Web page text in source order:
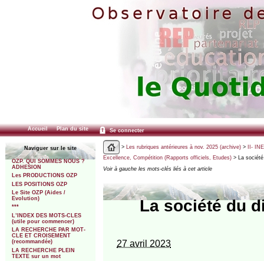
Accueil Plan du site Se connecter
Naviguer sur le site
OZP. QUI SOMMES NOUS ?
ADHESION
Les PRODUCTIONS OZP
LES POSITIONS OZP
Le Site OZP (Aides /
Evolution)
***
L’INDEX DES MOTS-CLES
(utile pour commencer)
LA RECHERCHE PAR MOT-
CLE ET CROISEMENT
(recommandée)
LA RECHERCHE PLEIN
TEXTE sur un mot
> Les rubriques antérieures à nov. 2025 (archive)>
II-
Excellence, Compétition (Rapports officiels, Etudes)> La société
Voir à gauche les mots-clés liés à cet article
La société du
27 avril 2023